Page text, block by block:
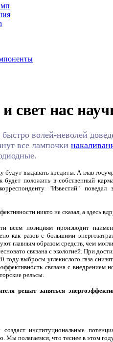
свет нас
волей-неволей
все лампочки
выдавать кредиты. А глав
будет положить в собственный
"Известий" поведал
никто не сказал, а здесь
всем позициям производит
как разов с большими
главным образом средств, чем
связана с экологией. При
выбросы углекислого газа
связана с внедрением
рельсы.
решат заняться
институциональные
Мы полагаемся, что теснее в этом